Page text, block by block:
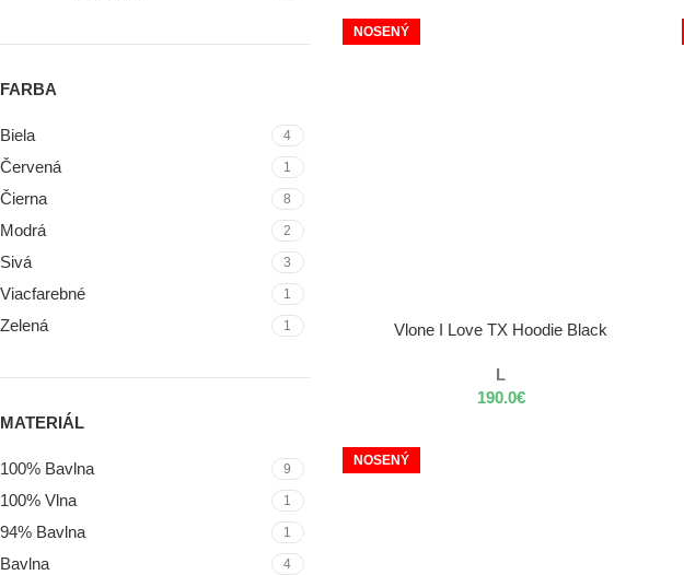
FARBA
Biela 4
Červená 1
Čierna 8
Modrá 2
Sivá 3
Viacfarebné 1
Zelená 1
MATERIÁL
100% Bavlna 9
100% Vlna 1
94% Bavlna 1
Bavlna 4
NOSENÝ
VÝBER MOŽNOSTÍ
Vlone I Love TX Hoodie Black
L
190.0€
NOSENÝ